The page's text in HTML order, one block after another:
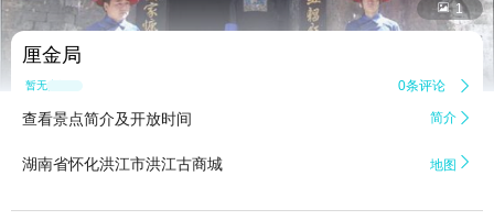
 1
厘金局
暂无点评 0条评论 
查看景点简介及开放时间 简介 
湖南省怀化洪江市洪江古商城 地图 